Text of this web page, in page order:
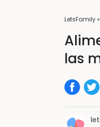
LetsFamily»
las